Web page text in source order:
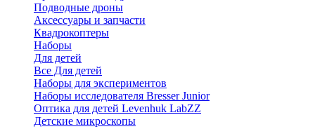
Подводные дроны
Аксессуары и запчасти
Квадрокоптеры
Наборы
Для детей
Все Для детей
Наборы для экспериментов
Наборы исследователя Bresser Junior
Оптика для детей Levenhuk LabZZ
Детские микроскопы